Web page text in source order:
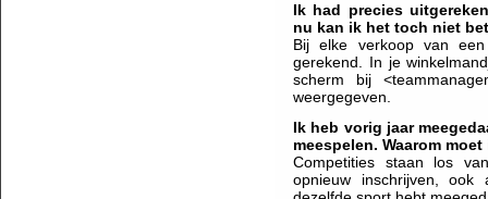
Ik had precies
nu kan ik het toch niet
Bij elke verkoop van een
gerekend. In je
scherm bij
weergegeven.
Ik heb vorig jaar
meespelen. Waarom
Competities staan los
opnieuw inschrijven,